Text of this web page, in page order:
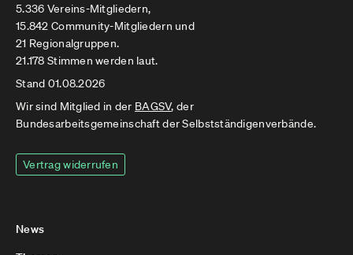
5.336 Vereins-Mitgliedern,
15.842 Community-Mitgliedern und
21 Regionalgruppen.
21.178 Stimmen werden laut.
Stand 01.08.2026
Wir sind Mitglied in der BAGSV, der
Bundesarbeitsgemeinschaft der Selbstständigenverbände.
Vertrag widerrufen
News